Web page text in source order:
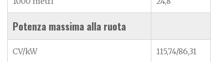
Potenza massima alla ruota
CV/kW 115,74/86,31